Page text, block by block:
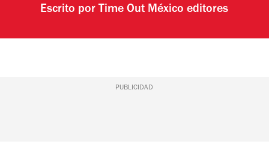
Escrito por Time Out México editores
PUBLICIDAD